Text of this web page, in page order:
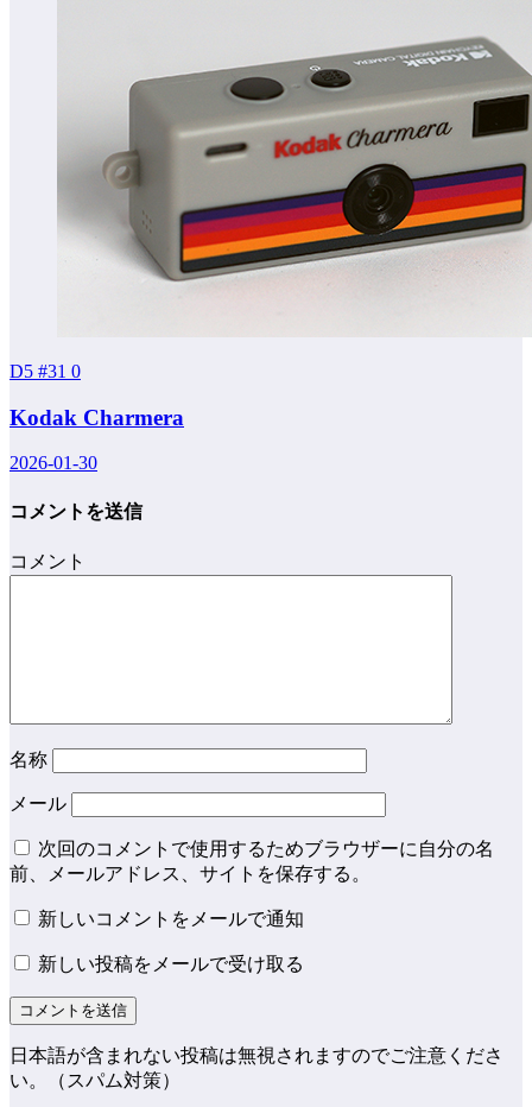
D5 #31 0
Kodak Charmera
2026-01-30
コメントを送信
コメント
名称
メール
次回のコメントで使用するためブラウザーに自分の名
前、メールアドレス、サイトを保存する。
新しいコメントをメールで通知
新しい投稿をメールで受け取る
日本語が含まれない投稿は無視されますのでご注意くださ
い。（スパム対策）